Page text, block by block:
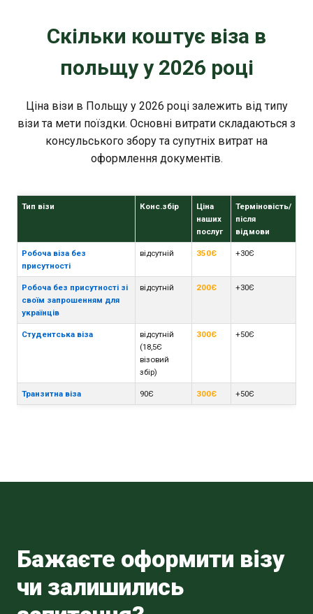
Скільки коштує віза в
польщу у 2026 році
Ціна візи в Польщу у 2026 році залежить від типу
візи та мети поїздки. Основні витрати складаються з
консульського збору та супутніх витрат на
оформлення документів.
Тип візи Конс.збір
Ціна
наших
послуг
Терміновість/
після
відмови
Робоча віза без
присутності
відсутній 350Є +30Є
Робоча без присутності зі
своїм запрошенням для
українців
відсутній 200Є +30Є
Студентська віза
відсутній
(18,5Є
візовий
збір)
300Є +50Є
Транзитна віза 90Є 300Є +50Є
Бажаєте оформити візу
чи залишились